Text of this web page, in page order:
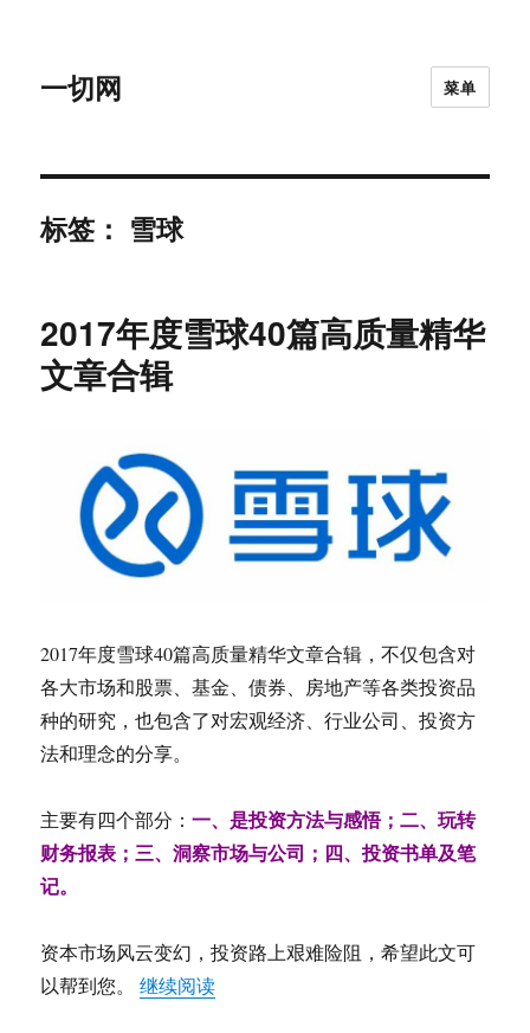
一切网 菜单
标签： 雪球
2017年度雪球40篇高质量精华
文章合辑
2017年度雪球40篇高质量精华文章合辑，不仅包含对
各大市场和股票、基金、债券、房地产等各类投资品
种的研究，也包含了对宏观经济、行业公司、投资方
法和理念的分享。
主要有四个部分：一、是投资方法与感悟；二、玩转
财务报表；三、洞察市场与公司；四、投资书单及笔
记。
资本市场风云变幻，投资路上艰难险阻，希望此文可
以帮到您。继续阅读“2017年度雪球40篇高质量精华文章合